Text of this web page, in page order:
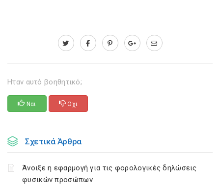
Ηταν αυτό βοηθητικό;
Ναι Οχι
Σχετικά Άρθρα
Άνοιξε η εφαρμογή για τις φορολογικές δηλώσεις
φυσικών προσώπων